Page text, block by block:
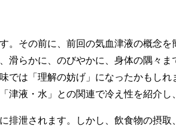
その前に、前回の気血津液の概念
滑らかに、のびやかに、身体の隅
では「理解の妨げ」になったかもし
液・水」との関連で冷え性を紹介
泄されます。しかし、飲食物の摂